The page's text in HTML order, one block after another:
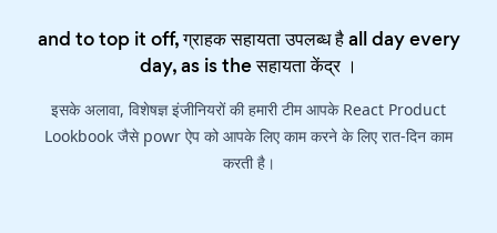
and to top it off, ग्राहक सहायता उपलब्ध है all day every
day, as is theसहायता केंद्र।
इसके अलावा, विशेषज्ञ इंजीनियरों की हमारी टीम आपके React Product
Lookbook जैसे powr ऐप को आपके लिए काम करने के लिए रात-दिन काम
करती है।